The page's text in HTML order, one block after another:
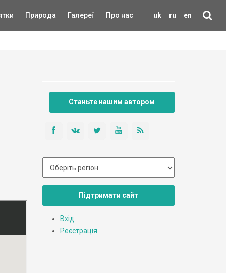
uk ru en
Природа Галереї Про нас
Станьте нашим автором
Підтримати сайт
Вхід
Реєстрація